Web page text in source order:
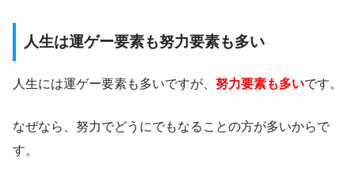
人生は運ゲー要素も努力要素も多い
人生には運ゲー要素も多いですが、努力要素も多いです。
なぜなら、努力でどうにでもなることの方が多いからで
す。